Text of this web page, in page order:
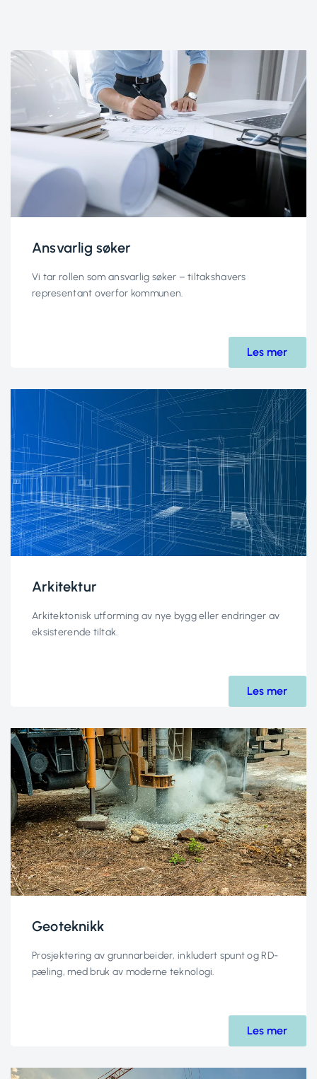
Ansvarlig søker
Vi tar rollen som ansvarlig søker – tiltakshavers
representant overfor kommunen.
Les mer
Arkitektur
Arkitektonisk utforming av nye bygg eller endringer av
eksisterende tiltak.
Les mer
Geoteknikk
Prosjektering av grunnarbeider, inkludert spunt og RD-
pæling, med bruk av moderne teknologi.
Les mer